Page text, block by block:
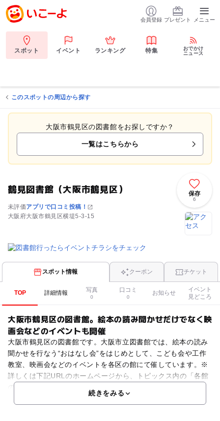
会員登録 プレゼント メニュー
スポット イベント ランキング 特集
おでかけ
ニュース
このスポットの周辺から探す
大阪市鶴見区の図書館をお探しですか？
一覧はこちらから
鶴見図書館（大阪市鶴見区）
未評価アプリで口コミ投稿！
大阪府大阪市鶴見区横堤5-3-15
保存
6
スポット情報 クーポン チケット
TOP 詳細情報 写真
0
口コミ
0
お知らせ
イベント
見どころ
大阪市鶴見区の図書館。絵本の読み聞かせだけでなく映
画会などのイベントも開催
大阪市鶴見区の図書館です。大阪市立図書館では、絵本の読み
聞かせを行なう“おはなし会”をはじめとして、こども会や工作
教室、映画会などのイベントを各区の館にて催しています。※
詳しくは下記URLのホームページから、トピックス内の「各館
のおしらせ・催し物案内をみる」⇒「全館」をチェック後
続きをみる